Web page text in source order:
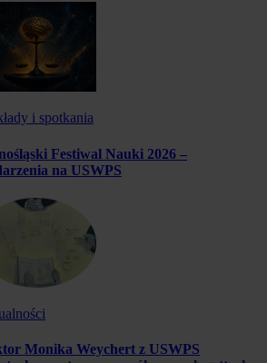
i spotkania
Festiwal Nauki 2026 –
na USWPS
Monika Weychert z USWPS